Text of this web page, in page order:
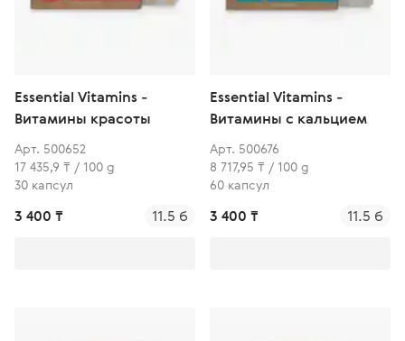
Essential Vitamins -
Витамины красоты
Арт. 500652
17 435,9 ₸ / 100 g
30 капсул
3 400 ₸ 11.5 б
Essential Vitamins -
Витамины с кальцием
Арт. 500676
8 717,95 ₸ / 100 g
60 капсул
3 400 ₸ 11.5 б